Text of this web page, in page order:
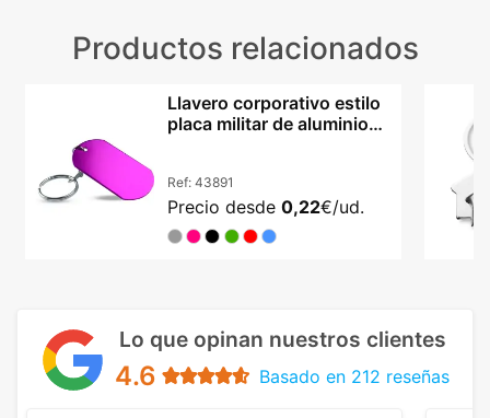
Productos relacionados
Llavero corporativo estilo
placa militar de aluminio
Ref: 43891
Precio desde 0,22€/ud.
Lo que opinan nuestros clientes
4.6 Basado en 212 reseñas